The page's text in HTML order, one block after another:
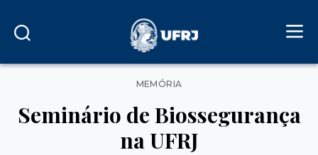
Categorias
MEMÓRIA
Seminário de Biossegurança
na UFRJ